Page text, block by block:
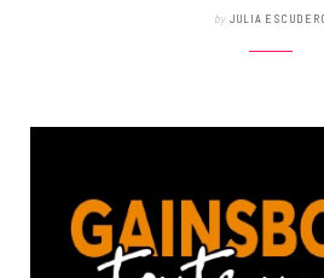
by JULIA